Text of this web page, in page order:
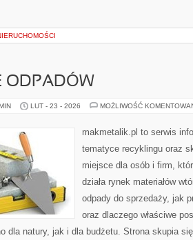
ODPADÓW
LUT - 23 - 2026 MOŻLIWOŚĆ
makmetalik.pl to serwis
tematyce recyklingu oraz
miejsce dla osób i firm,
działa rynek materiałów
odpady do sprzedaży, jak
oraz dlaczego właściwe
dla natury, jak i dla budżetu. Strona skupia